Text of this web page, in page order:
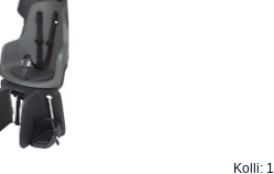
Kolli: 1